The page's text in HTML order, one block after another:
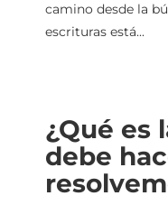
camino desde la
escrituras está...
¿Qué es
debe